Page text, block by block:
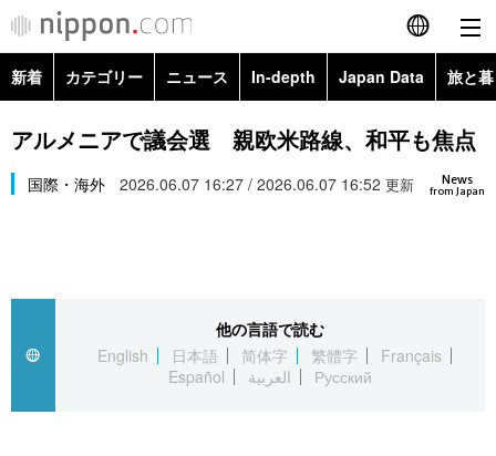
English
简体字
繁體字
العربية
新着 カテゴリー ニュース In-depth Japan Data 旅と
政治・外交
経済・ビジネス
社会
文化
科学・技術
Topics
Images
お知らせ
アルメニアで議会選 親欧米路線、和平も焦点
News
from Japan
国際・海外 2026.06.07 16:27 / 2026.06.07 16:52 更新
他の言語で読む
English
日本語 简体字 繁體字
Français
Español
العربية Русский